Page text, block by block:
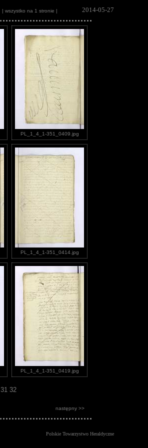
| wszystko na 1 stronie | 2014-05-27
PL_1_4_1-351_0409.jpg
PL_1_4_1-351_0414.jpg
PL_1_4_1-351_0419.jpg
31 32
następny >>
Polskie Towarzystwo Heraldyczne